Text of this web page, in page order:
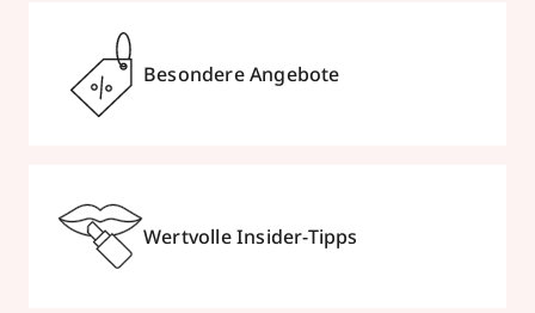
Besondere Angebote
Wertvolle Insider-Tipps